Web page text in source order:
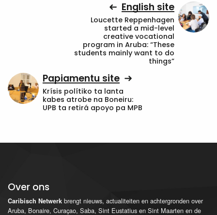
English site
Loucette Reppenhagen
started a mid-level
creative vocational
program in Aruba: “These
students mainly want to do
things”
Papiamentu site
Krísis polítiko ta lanta
kabes atrobe na Boneiru:
UPB ta retirá apoyo pa MPB
Over ons
Caribisch Netwerk brengt nieuws, actualiteiten en achtergronden over
Aruba, Bonaire, Curaçao, Saba, Sint Eustatius en Sint Maarten en de